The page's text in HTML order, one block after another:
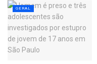
GERAL